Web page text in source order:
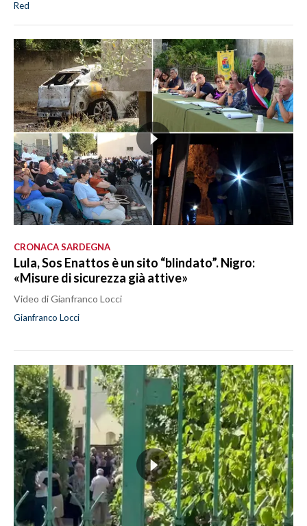
Red
CRONACA SARDEGNA
Lula, Sos Enattos è un sito “blindato”. Nigro:
«Misure di sicurezza già attive»
Video di Gianfranco Locci
Gianfranco Locci